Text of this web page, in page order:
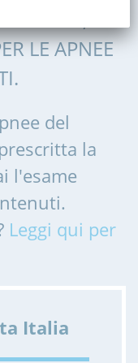
LE APNEE
del
la
l'esame
Leggi qui per
Italia